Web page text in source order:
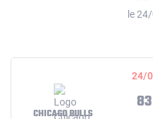
le
24/
CHICAGO BULLS